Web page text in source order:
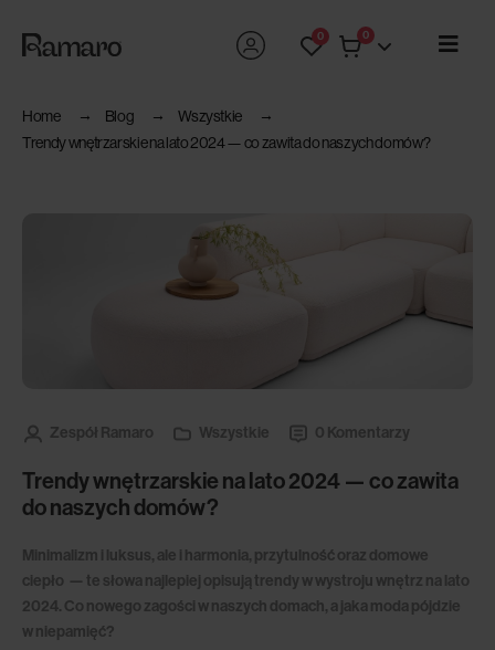
0 0
Home Blog
Wszystkie
Trendy wnętrzarskie na lato 2024 — co zawita do naszych domów?
Zespół Ramaro Wszystkie 0 Komentarzy
Trendy wnętrzarskie na lato 2024 — co zawita
do naszych domów?
Minimalizm i luksus, ale i harmonia, przytulność oraz domowe
ciepło — te słowa najlepiej opisują trendy w wystroju wnętrz na lato
2024. Co nowego zagości w naszych domach, a jaka moda pójdzie
w niepamięć?